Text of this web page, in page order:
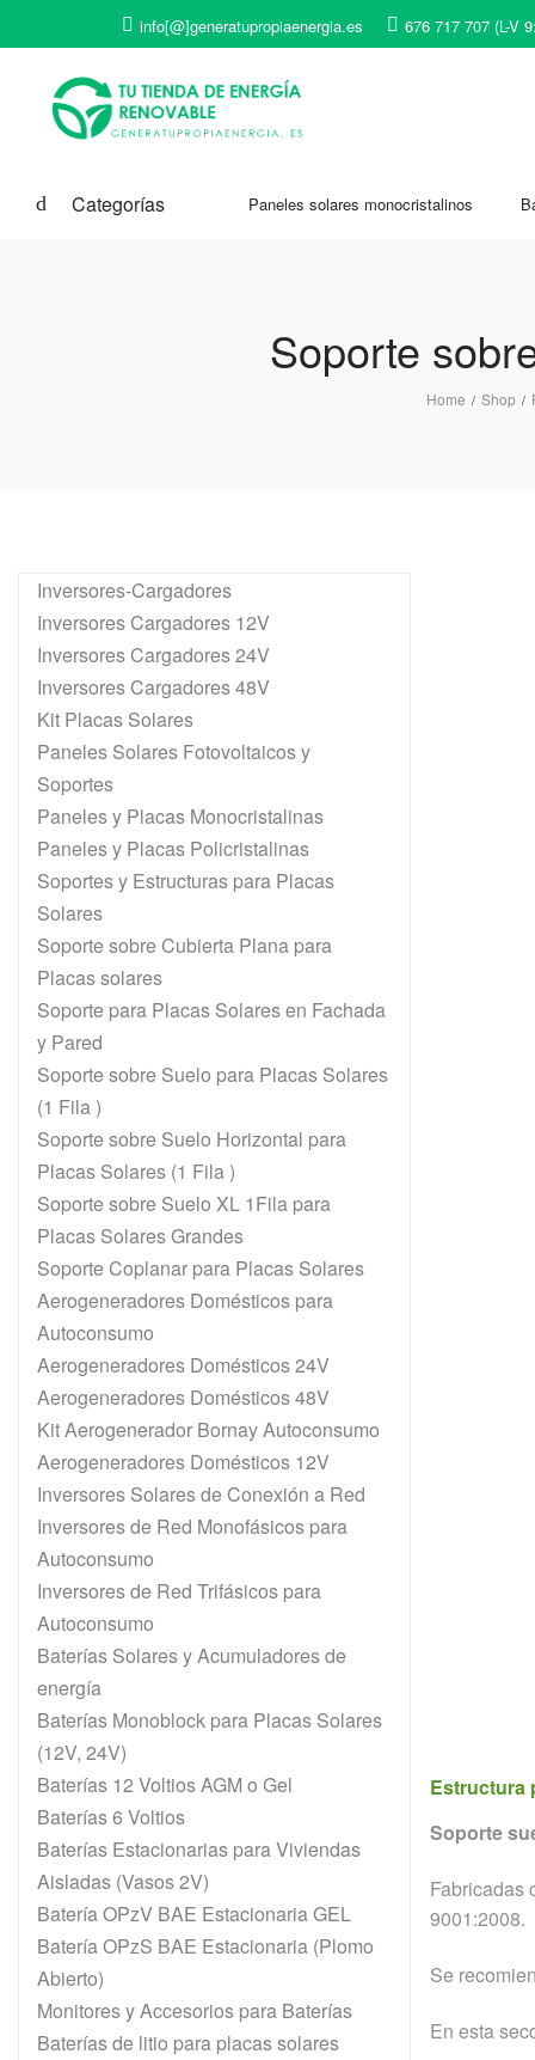
info[@]generatupropiaenergia.es 676 717 707 (L-V
Categorías Paneles solares monocristalinos
Soporte
Home / Shop /
Estructura
Soporte
Fabricadas
9001:2008.
Se
En esta
Inversores-Cargadores
Inversores Cargadores 12V
Inversores Cargadores 24V
Inversores Cargadores 48V
Kit Placas Solares
Paneles Solares Fotovoltaicos y
Soportes
Paneles y Placas Monocristalinas
Paneles y Placas Policristalinas
Soportes y Estructuras para Placas
Solares
Soporte sobre Cubierta Plana para
Placas solares
Soporte para Placas Solares en Fachada
y Pared
Soporte sobre Suelo para Placas Solares
(1 Fila )
Soporte sobre Suelo Horizontal para
Placas Solares (1 Fila )
Soporte sobre Suelo XL 1Fila para
Placas Solares Grandes
Soporte Coplanar para Placas Solares
Aerogeneradores Domésticos para
Autoconsumo
Aerogeneradores Domésticos 24V
Aerogeneradores Domésticos 48V
Kit Aerogenerador Bornay Autoconsumo
Aerogeneradores Domésticos 12V
Inversores Solares de Conexión a Red
Inversores de Red Monofásicos para
Autoconsumo
Inversores de Red Trifásicos para
Autoconsumo
Baterías Solares y Acumuladores de
energía
Baterías Monoblock para Placas Solares
(12V, 24V)
Baterías 12 Voltios AGM o Gel
Baterías 6 Voltios
Baterías Estacionarias para Viviendas
Aisladas (Vasos 2V)
Batería OPzV BAE Estacionaria GEL
Batería OPzS BAE Estacionaria (Plomo
Abierto)
Monitores y Accesorios para Baterías
Baterías de litio para placas solares